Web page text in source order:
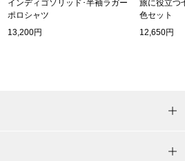
ベスト
インディゴソリッド･半袖ラガー
ポロシャツ
13,200円
旅に役立つ
色セット
12,650円